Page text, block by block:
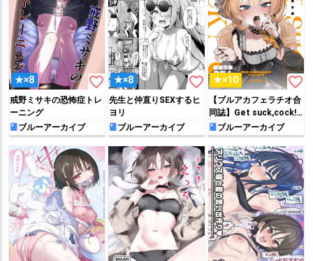
★×8 favorite_border
戒野ミサキの恐怖症トレ
ーニング
ブルーアーカイブ
★×8 favorite_border
先生と仲直りSEXするヒ
ヨリ
ブルーアーカイブ
★×10 favorite_border
【ブルアカフェラチオ合
同誌】Get suck,cock!
キヴォトス口淫大祭
ブルーアーカイブ